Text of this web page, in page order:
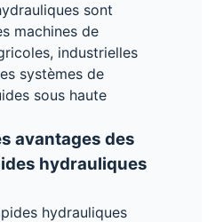
sont
machines de
industrielles
systèmes de
sous haute
avantages des
hydrauliques
hydrauliques